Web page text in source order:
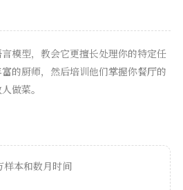
模型，教会它更擅长处理你的特定任
的厨师，然后培训他们掌握你餐厅的
做菜。
样本和数月时间